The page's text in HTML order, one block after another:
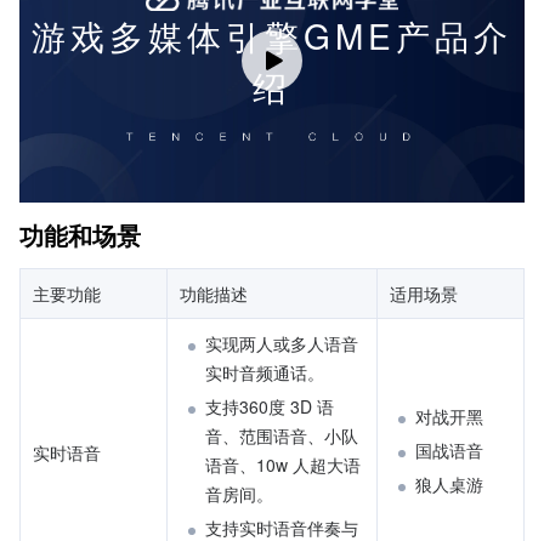
功能和场景
主要功能 功能描述 适用场景
实时语音
实现两人或多人语音
实时音频通话。
支持360度 3D 语
音、范围语音、小队
语音、10w 人超大语
音房间。
支持实时语音伴奏与
对战开黑
国战语音
狼人桌游